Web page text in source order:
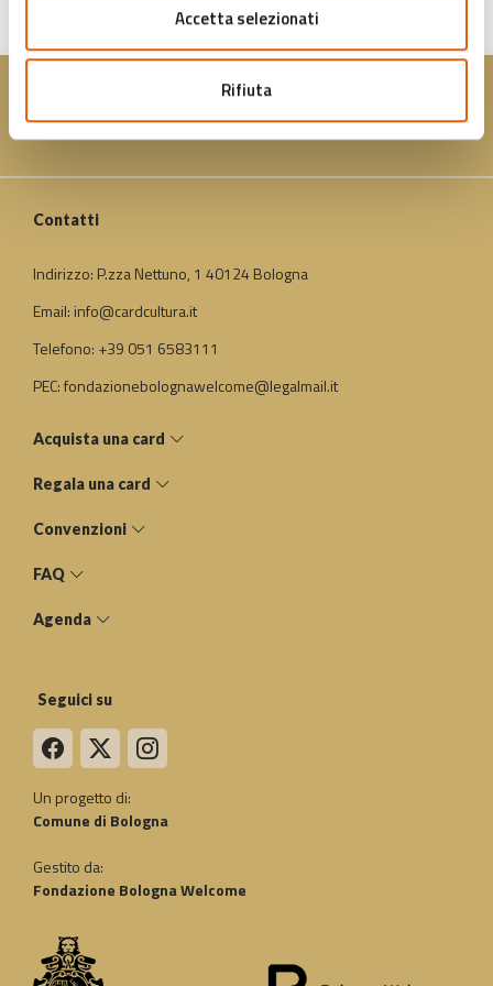
Accetta selezionati
Rifiuta
Contatti
Indirizzo: P.zza Nettuno, 1 40124 Bologna
Email: info@cardcultura.it
Telefono: +39 051 6583111
PEC: fondazionebolognawelcome@legalmail.it
Acquista una card
Regala una card
Convenzioni
FAQ
Agenda
Seguici su
Un progetto di:
Comune di Bologna
Gestito da:
Fondazione Bologna Welcome